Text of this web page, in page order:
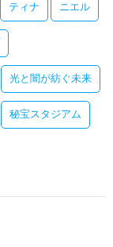
ティナ ニエル
光と闇が紡ぐ未来
秘宝スタジアム